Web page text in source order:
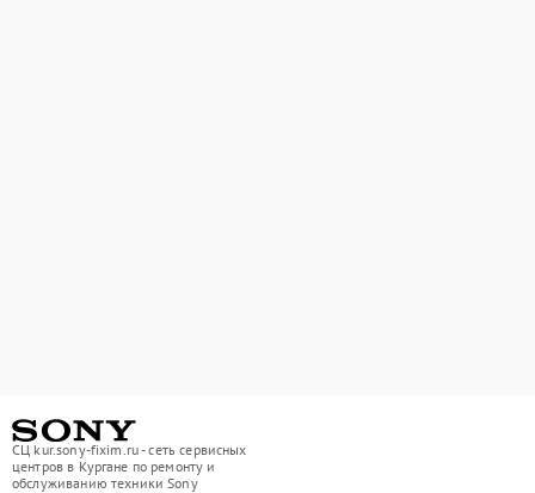
СЦ kur.sony-fixim.ru - сеть сервисных
центров в Кургане по ремонту и
обслуживанию техники Sony